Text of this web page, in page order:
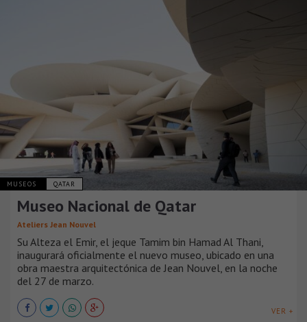
MUSEOS QATAR
Museo Nacional de Qatar
Ateliers Jean Nouvel
Su Alteza el Emir, el jeque Tamim bin Hamad Al Thani,
inaugurará oficialmente el nuevo museo, ubicado en una
obra maestra arquitectónica de Jean Nouvel, en la noche
del 27 de marzo.
VER +